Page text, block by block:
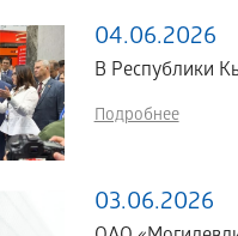
04.06.2026
В Республики
Подробнее
03.06.2026